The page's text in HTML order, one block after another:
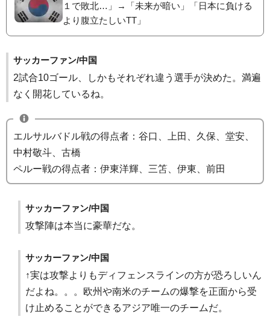
１で敗北…」→「未来が暗い」「日本に負ける
より腹立たしいTT」
サッカーファン/中国
2試合10ゴール、しかもそれぞれ違う選手が決めた。満遍
なく開花しているね。
エルサルバドル戦の得点者：谷口、上田、久保、堂安、
中村敬斗、古橋
ペルー戦の得点者：伊東洋輝、三笘、伊東、前田
サッカーファン/中国
攻撃陣は本当に豪華だな。
サッカーファン/中国
↑実は攻撃よりもディフェンスラインの方が恐ろしいん
だよね。。。欧州や南米のチームの爆撃を正面から受
け止めることができるアジア唯一のチームだ。